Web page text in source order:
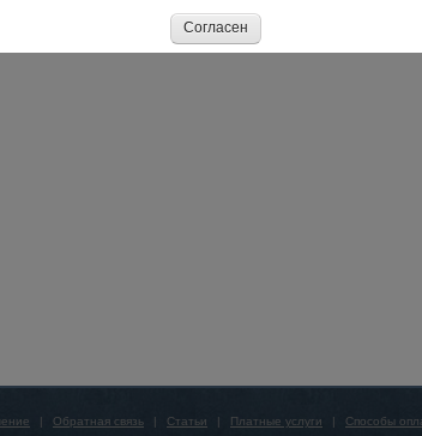
| Обратная связь | Статьи | Платные услуги | Способы
Согласен